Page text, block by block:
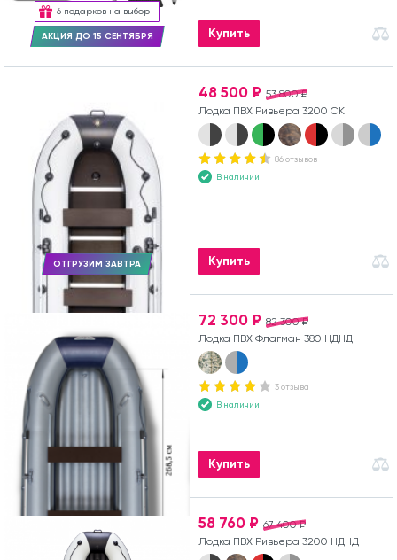
6 подарков на выбор
АКЦИЯ ДО 15 СЕНТЯБРЯ Купить
ОТГРУЗИМ ЗАВТРА
53 800 ₽
48 500 ₽
Лодка ПВХ Ривьера 3200 СК
86 отзывов
В наличии
Купить
82 300 ₽
72 300 ₽
Лодка ПВХ Флагман 380 НДНД
3 отзыва
В наличии
Купить
67 400 ₽
58 760 ₽
Лодка ПВХ Ривьера 3200 НДНД